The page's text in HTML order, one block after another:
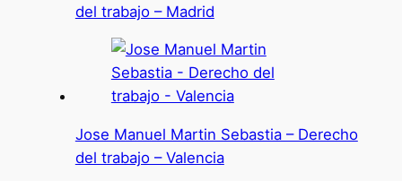
del trabajo – Madrid
Jose Manuel Martin Sebastia – Derecho
del trabajo – Valencia